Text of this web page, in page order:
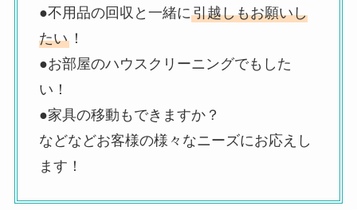
●不用品の回収と一緒に引越しもお願いし
たい！
●お部屋のハウスクリーニングでもした
い！
●家具の移動もできますか？
などなどお客様の様々なニーズにお応えし
ます！